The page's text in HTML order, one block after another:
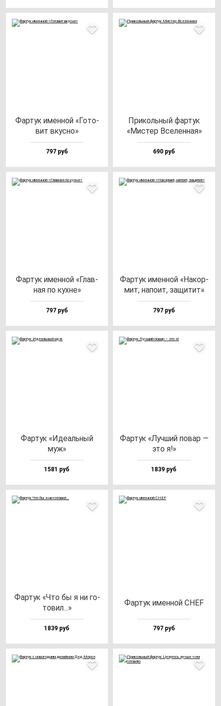
Фар­тук имен­ной «Гото­
вит вкус­но»
797 руб
При­коль­ный фар­тук
«Мис­тер Все­лен­ная»
690 руб
Фар­тук имен­ной «Глав­
ная по кух­не»
797 руб
Фар­тук имен­ной «Накор­
мит, на­по­ит, за­щи­тит»
797 руб
Фар­тук «Иде­аль­ный
муж»
1581 руб
Фар­тук «Луч­ший по­вар —
это я!»
1839 руб
Фар­тук «Что бы я ни го­
то­вил...»
1839 руб
Фар­тук имен­ной CHEF
797 руб